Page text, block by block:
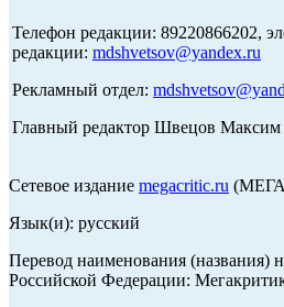
Телефон редакции: 89220866202,
редакции: mdshvetsov@yandex.ru
Рекламный отдел:
Главный редактор Швецов
Сетевое издание megacritic.ru
Язык(и): русский
Перевод наименования (названия)
Российской Федерации: